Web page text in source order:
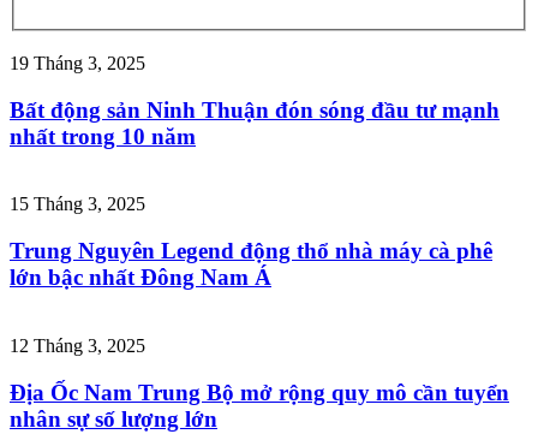
19 Tháng 3, 2025
Bất động sản Ninh Thuận đón sóng đầu tư mạnh
nhất trong 10 năm
15 Tháng 3, 2025
Trung Nguyên Legend động thổ nhà máy cà phê
lớn bậc nhất Đông Nam Á
12 Tháng 3, 2025
Địa Ốc Nam Trung Bộ mở rộng quy mô cần tuyển
nhân sự số lượng lớn